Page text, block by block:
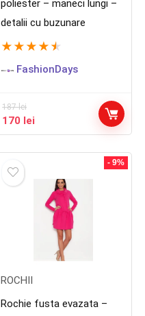
poliester – maneci lungi –
detalii cu buzunare
★ ★ ★ ★ ★
FashionDays
187lei
Prețul
inițial
187 lei.
170 lei
curent
- 9%
ROCHII
Rochie fusta evazata –